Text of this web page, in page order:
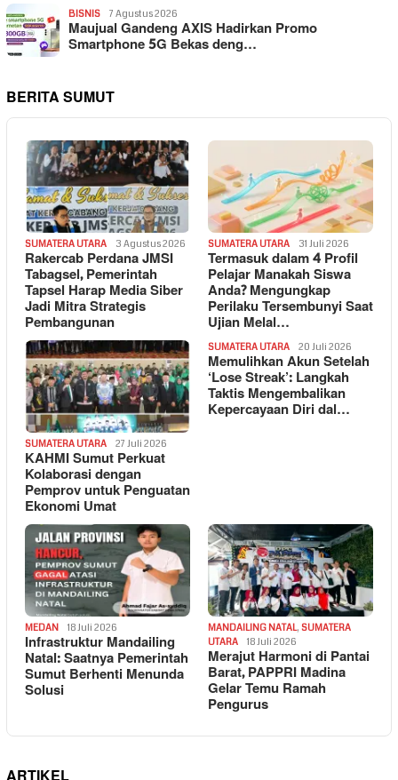
BISNIS 7 Agustus 2026
Maujual Gandeng AXIS Hadirkan Promo
Smartphone 5G Bekas deng…
BERITA SUMUT
SUMATERA UTARA 3 Agustus 2026
Rakercab Perdana JMSI
Tabagsel, Pemerintah
Tapsel Harap Media Siber
Jadi Mitra Strategis
Pembangunan
SUMATERA UTARA 31 Juli 2026
Termasuk dalam 4 Profil
Pelajar Manakah Siswa
Anda? Mengungkap
Perilaku Tersembunyi Saat
Ujian Melal…
SUMATERA UTARA 27 Juli 2026
KAHMI Sumut Perkuat
Kolaborasi dengan
Pemprov untuk Penguatan
Ekonomi Umat
SUMATERA UTARA 20 Juli 2026
Memulihkan Akun Setelah
‘Lose Streak’: Langkah
Taktis Mengembalikan
Kepercayaan Diri dal…
MEDAN 18 Juli 2026
Infrastruktur Mandailing
Natal: Saatnya Pemerintah
Sumut Berhenti Menunda
Solusi
MANDAILING NATAL, SUMATERA
UTARA
18 Juli 2026
Merajut Harmoni di Pantai
Barat, PAPPRI Madina
Gelar Temu Ramah
Pengurus